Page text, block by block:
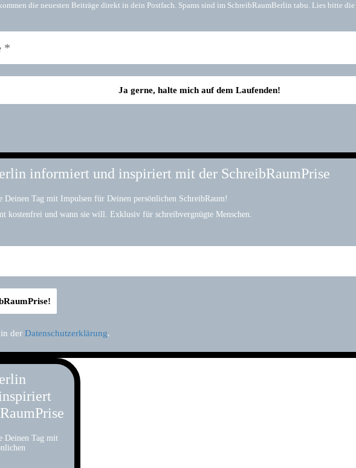
die neuesten Beiträge direkt in dein Postfach. Spams sind im SchreibRaumBerlin tabu. Lies bitte die
informiert und inspiriert mit der SchreibRaumPrise
Deinen Tag mit Impulsen für Deinen persönlichen SchreibRaum!
kostenfrei und wann sie will. Exklusiv für schreibvergnügte Menschen.
der Datenschutzerklärung.
Deinen Tag mit